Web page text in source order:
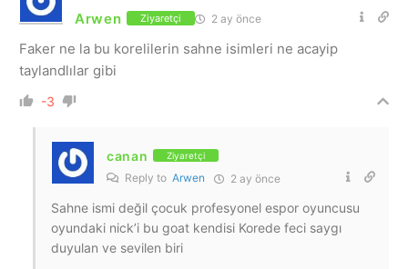
Arwen Ziyaretçi 2 ay önce
Faker ne la bu korelilerin sahne isimleri ne acayip
taylandlılar gibi
-3
canan Ziyaretçi
Reply to Arwen 2 ay önce
Sahne ismi değil çocuk profesyonel espor oyuncusu
oyundaki nick’i bu goat kendisi Korede feci saygı
duyulan ve sevilen biri